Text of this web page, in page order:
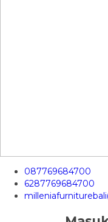
087769684700
6287769684700